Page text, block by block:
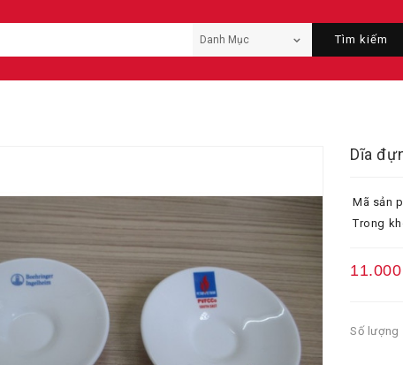
Tìm kiếm
Dĩa
Mã sản
Trong
Số lượng